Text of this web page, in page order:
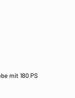
mit 180 PS